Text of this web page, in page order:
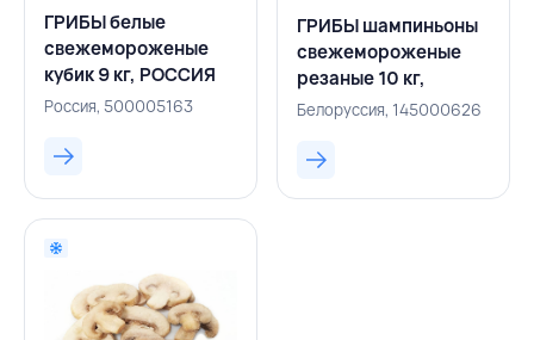
ГРИБЫ белые
свежемороженые
кубик 9 кг, РОССИЯ
Россия, 500005163
ГРИБЫ шампиньоны
свежемороженые
резаные 10 кг,
БЕЛАРУСЬ
Белоруссия, 145000626